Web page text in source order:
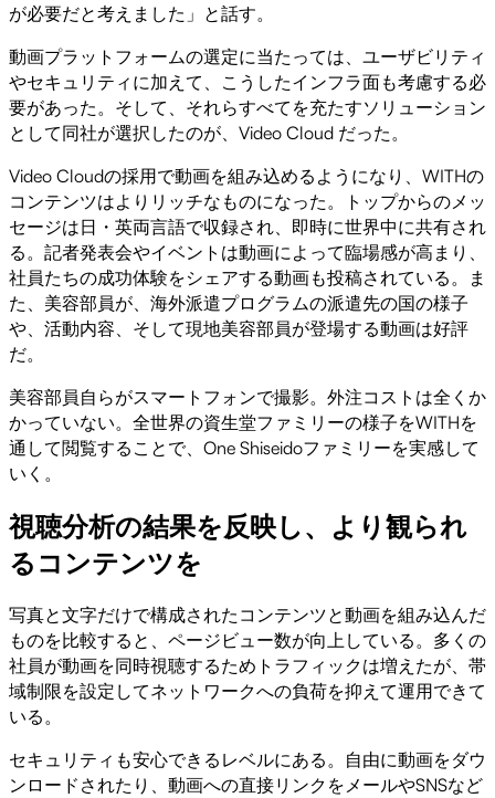
が必要だと考えました」と話す。
動画プラットフォームの選定に当たっては、ユーザビリティ
やセキュリティに加えて、こうしたインフラ面も考慮する必
要があった。そして、それらすべてを充たすソリューション
として同社が選択したのが、Video Cloud だった。
Video Cloudの採用で動画を組み込めるようになり、WITHの
コンテンツはよりリッチなものになった。トップからのメッ
セージは日・英両言語で収録され、即時に世界中に共有され
る。記者発表会やイベントは動画によって臨場感が高まり、
社員たちの成功体験をシェアする動画も投稿されている。ま
た、美容部員が、海外派遣プログラムの派遣先の国の様子
や、活動内容、そして現地美容部員が登場する動画は好評
だ。
美容部員自らがスマートフォンで撮影。外注コストは全くか
かっていない。全世界の資生堂ファミリーの様子をWITHを
通して閲覧することで、One Shiseidoファミリーを実感して
いく。
視聴分析の結果を反映し、より観られ
るコンテンツを
写真と文字だけで構成されたコンテンツと動画を組み込んだ
ものを比較すると、ページビュー数が向上している。多くの
社員が動画を同時視聴するためトラフィックは増えたが、帯
域制限を設定してネットワークへの負荷を抑えて運用できて
いる。
セキュリティも安心できるレベルにある。自由に動画をダウ
ンロードされたり、動画への直接リンクをメールやSNSなど